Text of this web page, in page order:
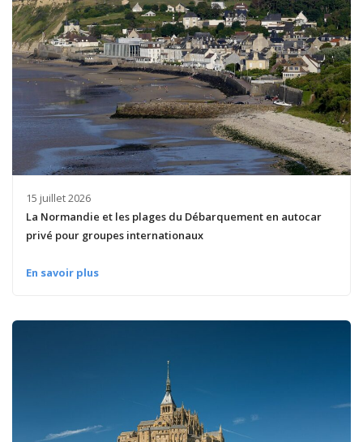
15 juillet 2026
La Normandie et les plages du Débarquement en autocar
privé pour groupes internationaux
En savoir plus